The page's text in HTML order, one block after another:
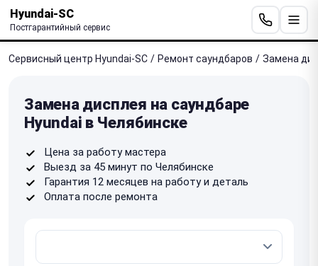
Hyundai-SC
Постгарантийный сервис
Сервисный центр Hyundai-SC / Ремонт саундбаров / Замена
Замена дисплея на саундбаре
Hyundai в Челябинске
Цена за работу мастера
Выезд за 45 минут по Челябинске
Гарантия 12 месяцев на работу и деталь
Оплата после ремонта